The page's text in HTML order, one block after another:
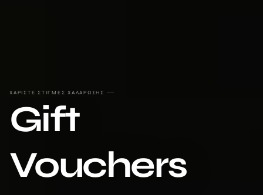
ΧΑΡΙΣΤΕ ΣΤΙΓΜΕΣ ΧΑΛΑΡΩΣΗΣ
Gift
Vouchers